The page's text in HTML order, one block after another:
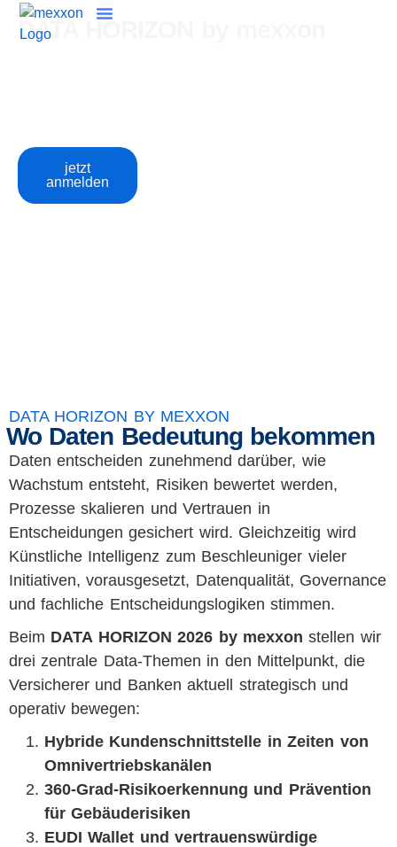
DATA HORIZON by mexxon
jetzt
anmelden
DATA HORIZON BY MEXXON
Wo Daten Bedeutung bekommen
Daten entscheiden zunehmend darüber, wie
Wachstum entsteht, Risiken bewertet werden,
Prozesse skalieren und Vertrauen in
Entscheidungen gesichert wird. Gleichzeitig wird
Künstliche Intelligenz zum Beschleuniger vieler
Initiativen, vorausgesetzt, Datenqualität, Governance
und fachliche Entscheidungslogiken stimmen.
Beim DATA HORIZON 2026 by mexxon stellen wir
drei zentrale Data-Themen in den Mittelpunkt, die
Versicherer und Banken aktuell strategisch und
operativ bewegen:
Hybride Kundenschnittstelle in Zeiten von
Omnivertriebskanälen
360-Grad-Risikoerkennung und Prävention
für Gebäuderisiken
EUDI Wallet und vertrauenswürdige